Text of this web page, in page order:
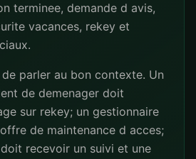
terminee, demande d avis,
vacances, rekey et
parler au bon contexte. Un
de demenager doit
sur rekey; un gestionnaire
de maintenance d acces;
recevoir un suivi et une